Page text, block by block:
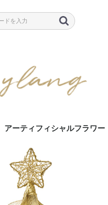
アーティフィシャルフラワー
アレンジメント
スワッグ・リース
花束・ミニブーケ
仏花・お供え花
壁面装飾
フラワー